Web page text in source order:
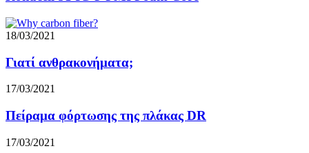
18/03/2021
Γιατί ανθρακονήματα;
17/03/2021
Πείραμα φόρτωσης της πλάκας DR
17/03/2021